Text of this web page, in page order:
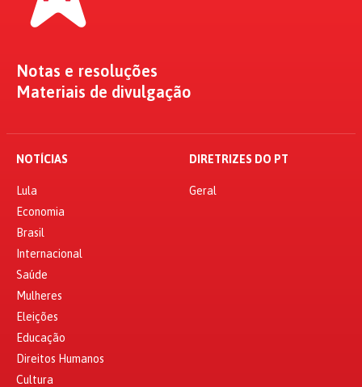
Notas e resoluções
Materiais de divulgação
NOTÍCIAS
Lula
Economia
Brasil
Internacional
Saúde
Mulheres
Eleições
Educação
Direitos Humanos
Cultura
DIRETRIZES DO PT
Geral